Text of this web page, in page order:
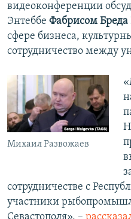
видеоконференции
Энтеббе Фабрисом Бреда
сфере бизнеса,
сотрудничество между
Михаил Развожаев
сотрудничестве с
участники